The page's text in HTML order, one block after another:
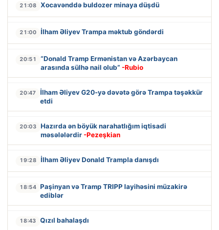
21:08 Xocavənddə buldozer minaya düşdü
21:00 İlham Əliyev Trampa məktub göndərdi
20:51
“Donald Tramp Ermənistan və Azərbaycan
arasında sülhə nail olub” -Rubio
20:47
İlham Əliyev G20-yə dəvətə görə Trampa təşəkkür
etdi
20:03
Hazırda ən böyük narahatlığım iqtisadi
məsələlərdir -Pezeşkian
19:28 İlham Əliyev Donald Trampla danışdı
18:54 Paşinyan və Tramp TRIPP layihəsini müzakirə
ediblər
18:43 Qızıl bahalaşdı